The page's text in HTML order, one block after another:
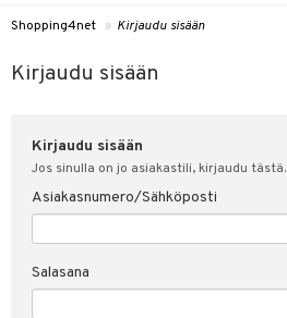
Piilolinssit
Luontaistuotteet
Fitness
Koti & Sisustus
Lelut, Lapsi & Vauva
Tuotemerkkejä
Shopping4net » Kirjaudu sisään
Kirjaudu sisään
Kirjaudu sisään
Jos sinulla on jo asiakastili, kirjaudu tästä.
Asiakasnumero/Sähköposti
Salasana
sisään
& vastauksia
myyntiehdot